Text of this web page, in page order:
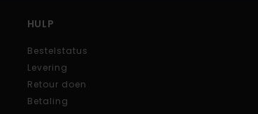
HULP
Bestelstatus
Levering
Retour doen
Betaling